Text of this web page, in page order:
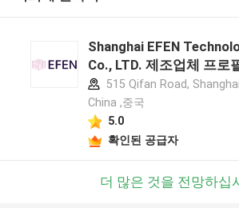
Shanghai EFEN
Co., LTD. 제조업체 프로
515 Qifan Road,
China ,중국
5.0
확인된 공급자
더 많은 것을 전망하십